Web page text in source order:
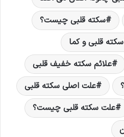
سکته قلبی چیست؟
سکته قلبی و کما
علائم سکته خفیف قلبی
علت اصلی سکته قلبی
علت سکته قلبی چیست؟